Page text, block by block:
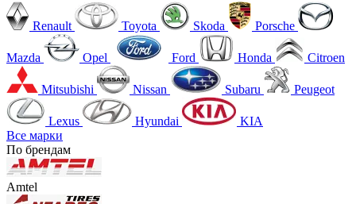
Renault Toyota Skoda Porsche
Mazda Opel Ford Honda Citroen
Mitsubishi Nissan Subaru Peugeot
Lexus Hyundai
KIA
Все марки
По брендам
Amtel